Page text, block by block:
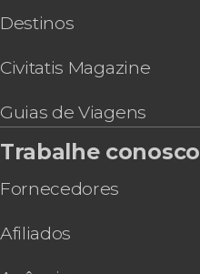
Destinos
Civitatis Magazine
Guias de Viagens
Trabalhe conosco
Fornecedores
Afiliados